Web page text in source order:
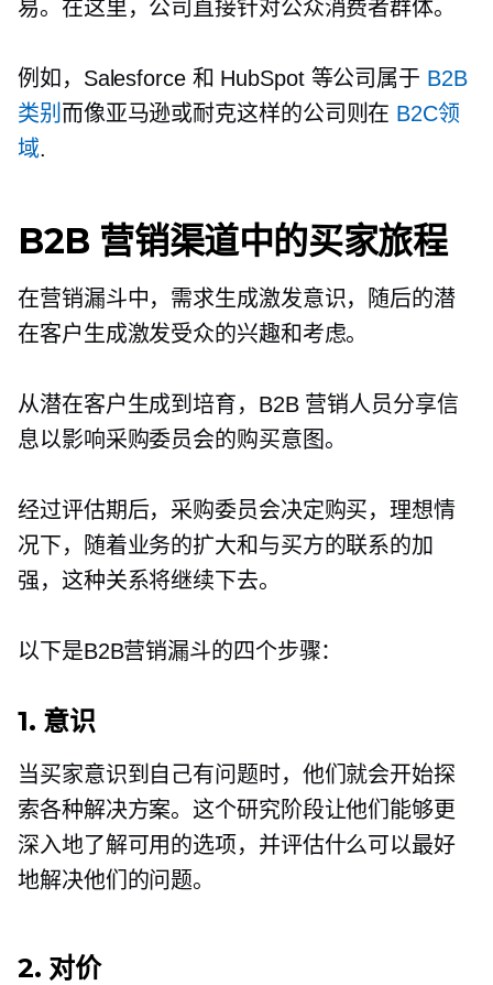
易。在这里，公司直接针对公众消费者群体。
例如，Salesforce 和 HubSpot 等公司属于 B2B
类别 而像亚马逊或耐克这样的公司则在 B2C领
域.
B2B 营销渠道中的买家旅程
在营销漏斗中，需求生成激发意识，随后的潜
在客户生成激发受众的兴趣和考虑。
从潜在客户生成到培育，B2B 营销人员分享信
息以影响采购委员会的购买意图。
经过评估期后，采购委员会决定购买，理想情
况下，随着业务的扩大和与买方的联系的加
强，这种关系将继续下去。
以下是B2B营销漏斗的四个步骤：
1. 意识
当买家意识到自己有问题时，他们就会开始探
索各种解决方案。这个研究阶段让他们能够更
深入地了解可用的选项，并评估什么可以最好
地解决他们的问题。
2. 对价